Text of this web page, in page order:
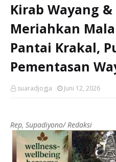
Kirab Wayang
Meriahkan
Pantai Krakal,
Pementasan
suaradjogja Juni 12, 2026
Rep, Supadiyono/ Redaksi